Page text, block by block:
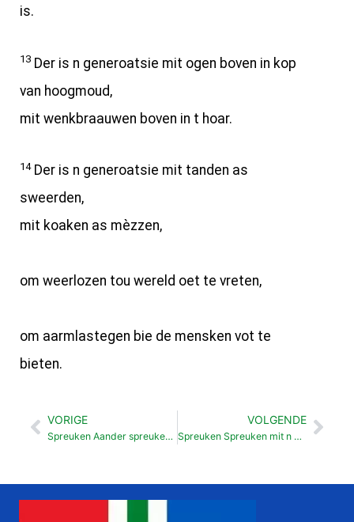
is.
13 Der is n generoatsie mit ogen boven in kop
van hoogmoud,
mit wenkbraauwen boven in t hoar.
14Der is n generoatsie mit tanden as
sweerden,
mit koaken as mèzzen,
om weerlozen tou wereld oet te vreten,
om aarmlastegen bie de mensken vot te
bieten.
Vorige
VORIGE
Spreuken Aander spreuken van Soalemo (25: 1-29:27)
VOLGENDE
Spreuken Spreuken mit n getal (30:15-33)